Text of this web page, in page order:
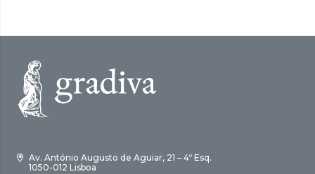
Av. António Augusto de Aguiar, 21 – 4º Esq.
1050-012 Lisboa